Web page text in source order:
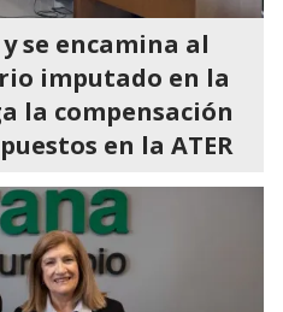
se encamina al
imputado en la
la compensación
en la ATER